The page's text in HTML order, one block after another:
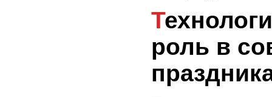
Технологический прогресс и его
роль в